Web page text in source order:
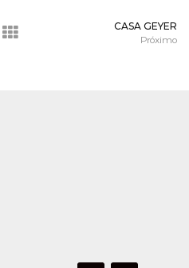
CASA GEYER
Próximo